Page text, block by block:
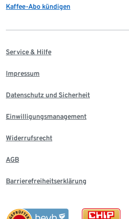
Kaffee-Abo kündigen
Service & Hilfe
Impressum
Datenschutz und Sicherheit
Einwilligungsmanagement
Widerrufsrecht
AGB
Barrierefreiheitserklärung